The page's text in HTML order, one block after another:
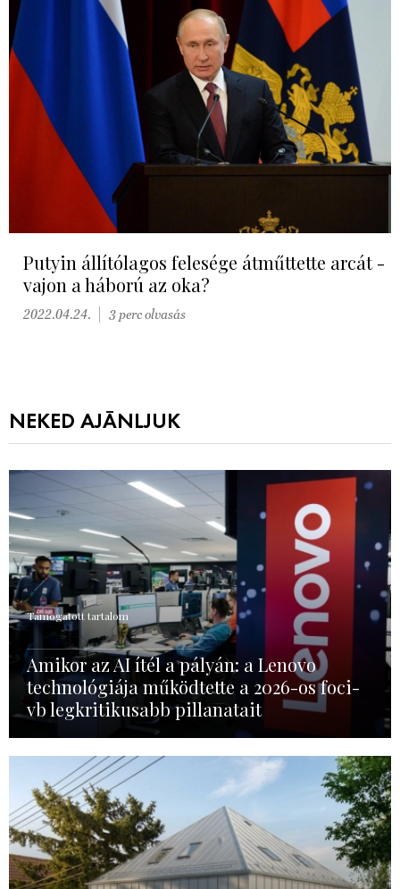
Putyin állítólagos felesége átműttette arcát -
vajon a háború az oka?
2022.04.24. 3 perc olvasás
NEKED AJÁNLJUK
Támogatott tartalom
Amikor az AI ítél a pályán: a Lenovo
technológiája működtette a 2026-os foci-
vb legkritikusabb pillanatait